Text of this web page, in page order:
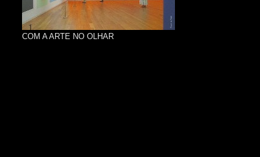
COM A ARTE NO OLHAR